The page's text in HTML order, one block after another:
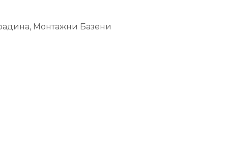
, Монтажни Базени